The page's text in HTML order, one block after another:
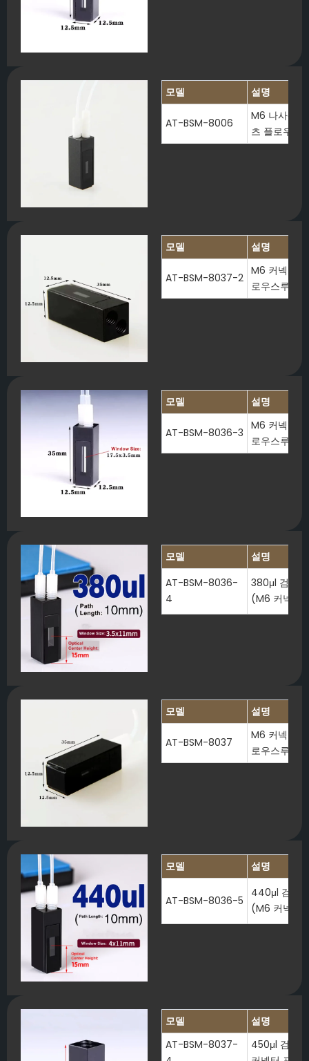
모델 설명
AT-BSM-8006
M6 나사산
츠 플로우스
모델 설명
AT-BSM-8037-2
M6 커넥터
로우스루 큐
모델 설명
AT-BSM-8036-3
M6 커넥터
로우스루 큐
모델
설명
AT-BSM-8036-
4
380μl 검은
(M6 커넥터
모델 설명
AT-BSM-8037
M6 커넥터
로우스루 큐
모델 설명
AT-BSM-8036-5
440μl 검은
(M6 커넥터
모델
설명
AT-BSM-8037-
450μl 검은